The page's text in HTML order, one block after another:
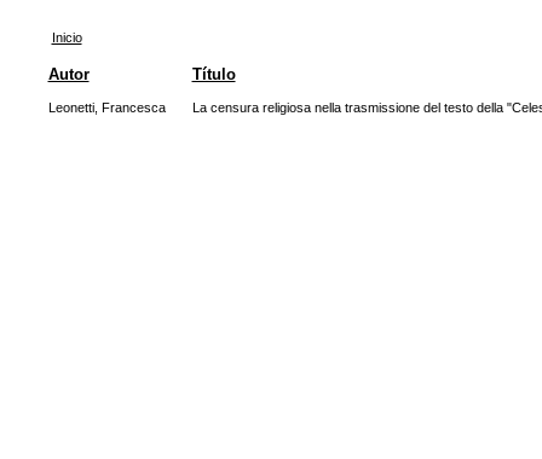
Inicio
Autor Título
Leonetti, Francesca La censura religiosa nella trasmissione del testo della